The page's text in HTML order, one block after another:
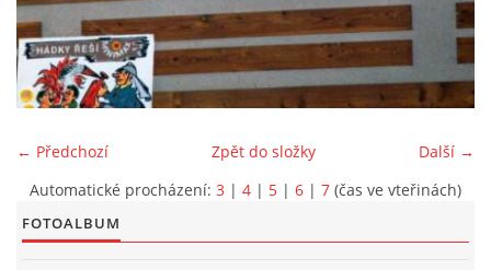
KONTAKT
PROJEKT DOPRAVNÍ AUTOMOBIL
SH ČMS - Sbor dobrovolných hasičů Havlovice
← Předchozí Další →
Zpět do složky
Automatické procházení: 3 | 4 | 5 | 6 | 7 (čas ve vteřinách)
FOTOALBUM